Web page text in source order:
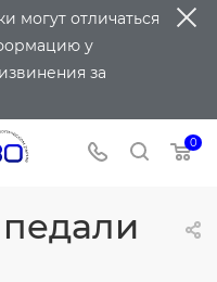
могут отличаться
у
за
0